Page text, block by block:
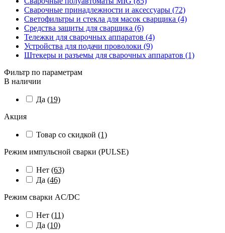
Сварочные принадлежности и аксессуары (72)
Светофильтры и стекла для масок сварщика (4)
Средства защиты для сварщика (6)
Тележки для сварочных аппаратов (4)
Устройства для подачи проволоки (9)
Штекеры и разъемы для сварочных аппаратов (1)
Фильтр по параметрам
В наличии
Да (19)
Акция
Товар со скидкой (1)
Режим импульсной сварки (PULSE)
Нет (63)
Да (46)
Режим сварки AC/DC
Нет (11)
Да (10)